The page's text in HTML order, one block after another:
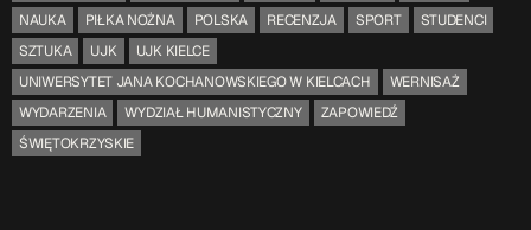
NAUKA
PIŁKA NOŻNA POLSKA RECENZJA SPORT
STUDENCI
SZTUKA
UJK
UJK KIELCE
UNIWERSYTET JANA KOCHANOWSKIEGO W KIELCACH
WERNISAŻ
WYDARZENIA
WYDZIAŁ HUMANISTYCZNY
ZAPOWIEDŹ
ŚWIĘTOKRZYSKIE